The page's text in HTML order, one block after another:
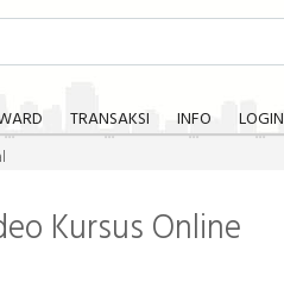
TRANSAKSI INFO
LOGIN
Kursus Online